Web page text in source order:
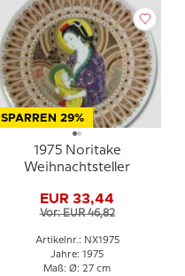
SPARREN 29%
1975 Noritake
Weihnachtsteller
EUR 33,44
Vor: EUR 46,82
Artikelnr.: NX1975
Jahre: 1975
Maß: Ø: 27 cm